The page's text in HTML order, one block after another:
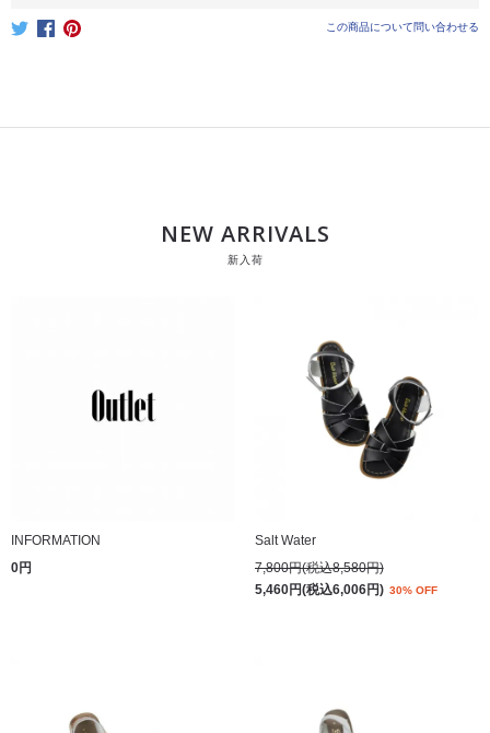
この商品について問い合わせる
NEW ARRIVALS
新入荷
INFORMATION
0円
Salt Water
7,800円(税込8,580円)
5,460円(税込6,006円) 30% OFF